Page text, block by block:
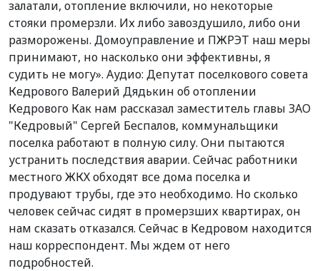
залатали, отопление включили, но некоторые
стояки промерзли. Их либо завоздушило, либо они
разморожены. Домоуправление и ПЖРЭТ наш меры
принимают, но насколько они эффективны, я
судить не могу». Аудио: Депутат поселкового совета
Кедрового Валерий Дядькин об отоплении
Кедрового Как нам рассказал заместитель главы ЗАО
"Кедровый" Сергей Беспалов, коммунальщики
поселка работают в полную силу. Они пытаются
устранить последствия аварии. Сейчас работники
местного ЖКХ обходят все дома поселка и
продувают трубы, где это необходимо. Но сколько
человек сейчас сидят в промерзших квартирах, он
нам сказать отказался. Сейчас в Кедровом находится
наш корреспондент. Мы ждем от него
подробностей.